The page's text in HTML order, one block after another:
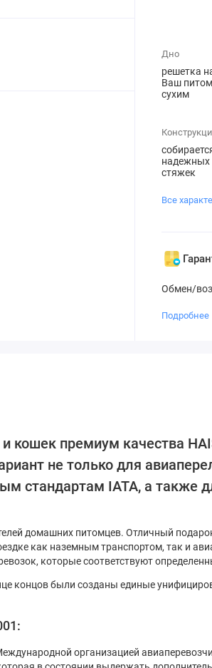
Дно
решетка
Ваш
сухим
надежных
стяжек
Все
Обмен/
Подробнее
кошек премиум качества
не только для
стандартам IATA, а также
домашних питомцев. Отличный
как наземным транспортом, так и
которые соответствуют
концов были созданы единые
организацией